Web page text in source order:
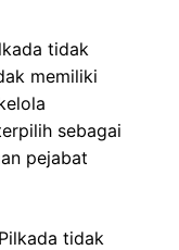
tidak
memiliki
sebagai
pejabat
tidak